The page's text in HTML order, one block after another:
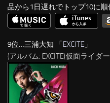
品から1日遅れでトップ10に順
9位…三浦大知 「EXCITE 」
(アルバム: EXCITE(仮面ライダ